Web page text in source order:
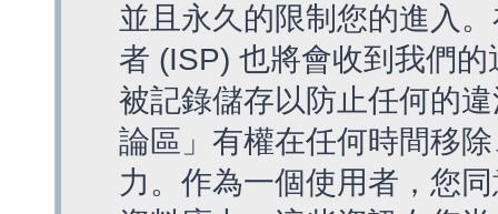
並且永久的限制您的進入
者 (ISP) 也將會收到我們
被記錄儲存以防止任何的
論區」有權在任何時間移
力。作為一個使用者，您